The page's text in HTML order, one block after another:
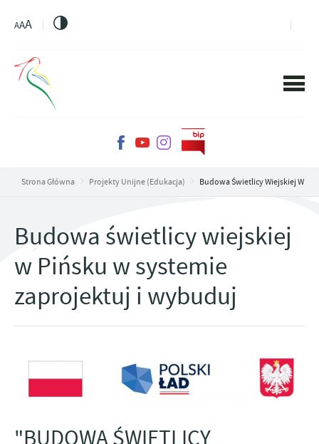
AAA
Strona Główna Projekty Unijne (Edukacja) Budowa Świetlicy Wiejskiej W
Budowa świetlicy wiejskiej
w Pińsku w systemie
zaprojektuj i wybuduj